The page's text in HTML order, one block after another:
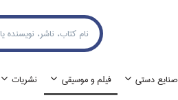
صنايع دستي فيلم و موسيقي نشريات